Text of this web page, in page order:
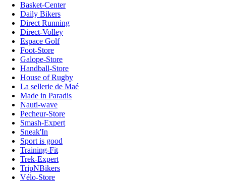
Basket-Center
Daily Bikers
Direct Running
Direct-Volley
Espace Golf
Foot-Store
Galope-Store
Handball-Store
House of Rugby
La sellerie de Maé
Made in Paradis
Nauti-wave
Pecheur-Store
Smash-Expert
Sneak'In
Sport is good
Training-Fit
Trek-Expert
TripNBikers
Vélo-Store